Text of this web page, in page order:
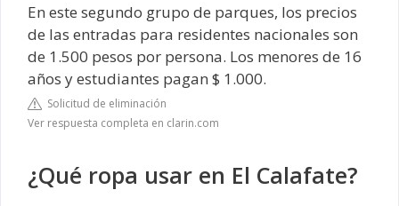
En este segundo grupo de parques, los precios
de las entradas para residentes nacionales son
de 1.500 pesos por persona. Los menores de 16
años y estudiantes pagan $ 1.000.
Solicitud de eliminación
Ver respuesta completa en clarin.com
¿Qué ropa usar en El Calafate?